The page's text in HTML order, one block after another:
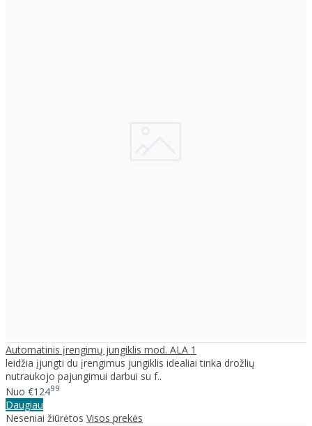
Automatinis įrengimų jungiklis mod. ALA 1
leidžia įjungti du įrengimus jungiklis idealiai tinka drožlių
nutraukojo pajungimui darbui su f..
Nuo €12499
Daugiau
Neseniai žiūrėtos Visos prekės